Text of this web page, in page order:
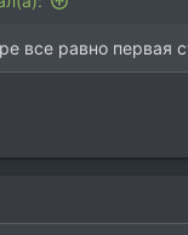
все равно первая